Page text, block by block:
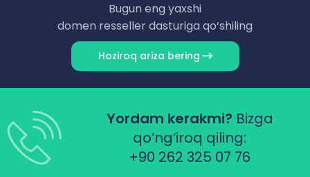
Bugun eng yaxshi
domen resseller dasturiga qo‘shiling
Hoziroq ariza bering
Yordam kerakmi? Bizga
qo‘ng‘iroq qiling:
+90 262 325 07 76